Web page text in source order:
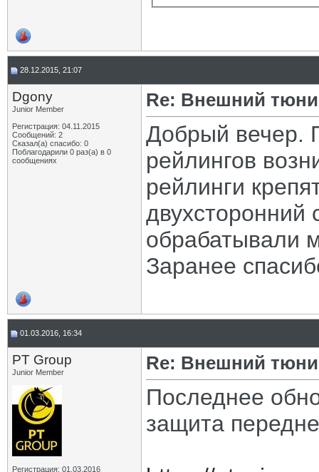
28.12.2015, 21:07
Dgony
Junior Member
Регистрация: 04.11.2015
Сообщений: 2
Сказал(а) спасибо: 0
Поблагодарили 0 раз(а) в 0
сообщениях
Re: Внешний
Добрый вечер.
рейлингов
рейлинги
двухсторонний
обрабатывали
Заранее
01.03.2016, 16:34
PT Group
Junior Member
Регистрация: 01.03.2016
Re: Внешний
Последнее
защита